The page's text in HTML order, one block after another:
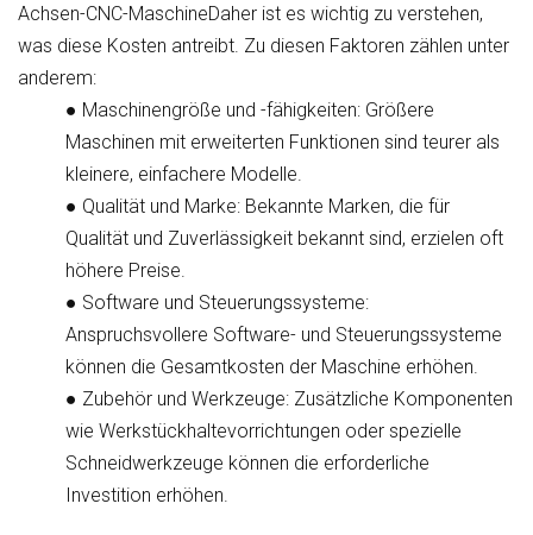
Achsen-CNC-MaschineDaher ist es wichtig zu verstehen,
was diese Kosten antreibt. Zu diesen Faktoren zählen unter
anderem:
● Maschinengröße und -fähigkeiten: Größere
Maschinen mit erweiterten Funktionen sind teurer als
kleinere, einfachere Modelle.
● Qualität und Marke: Bekannte Marken, die für
Qualität und Zuverlässigkeit bekannt sind, erzielen oft
höhere Preise.
● Software und Steuerungssysteme:
Anspruchsvollere Software- und Steuerungssysteme
können die Gesamtkosten der Maschine erhöhen.
● Zubehör und Werkzeuge: Zusätzliche Komponenten
wie Werkstückhaltevorrichtungen oder spezielle
Schneidwerkzeuge können die erforderliche
Investition erhöhen.